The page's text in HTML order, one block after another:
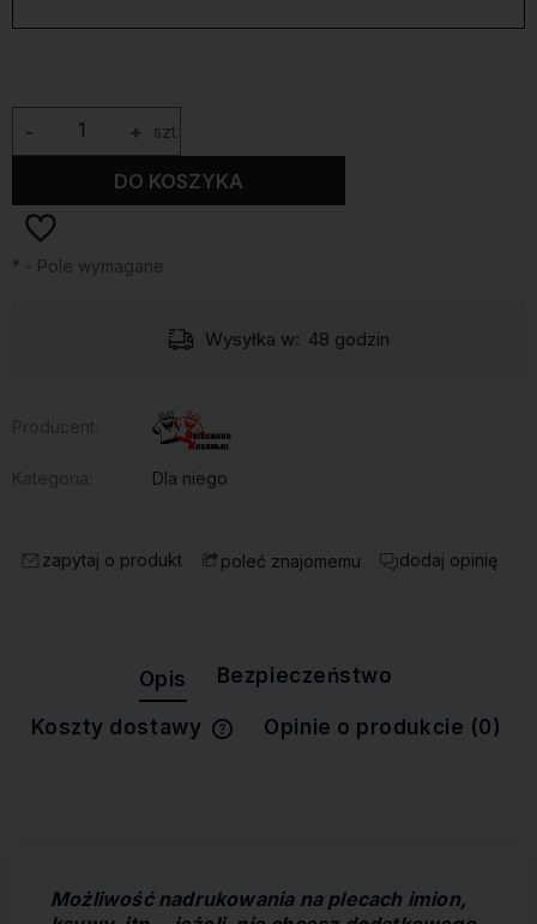
+
- szt.
DO KOSZYKA
* - Pole wymagane
Wysyłka w: 48 godzin
Dla niego
zapytaj o produkt poleć znajomemu dodaj opinię
Opis Bezpieczeństwo
Koszty dostawy
Cena nie zawiera ewentualnych
Opinie o produkcie (0)
Możliwość nadrukowania na plecach imion,